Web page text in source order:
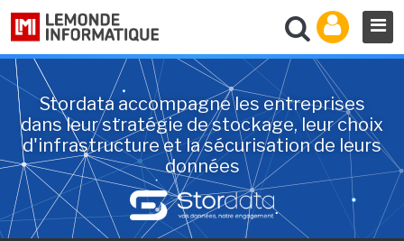
Stordata accompagne les entreprises
dans leur stratégie de stockage, leur choix
d'infrastructure et la sécurisation de leurs
données